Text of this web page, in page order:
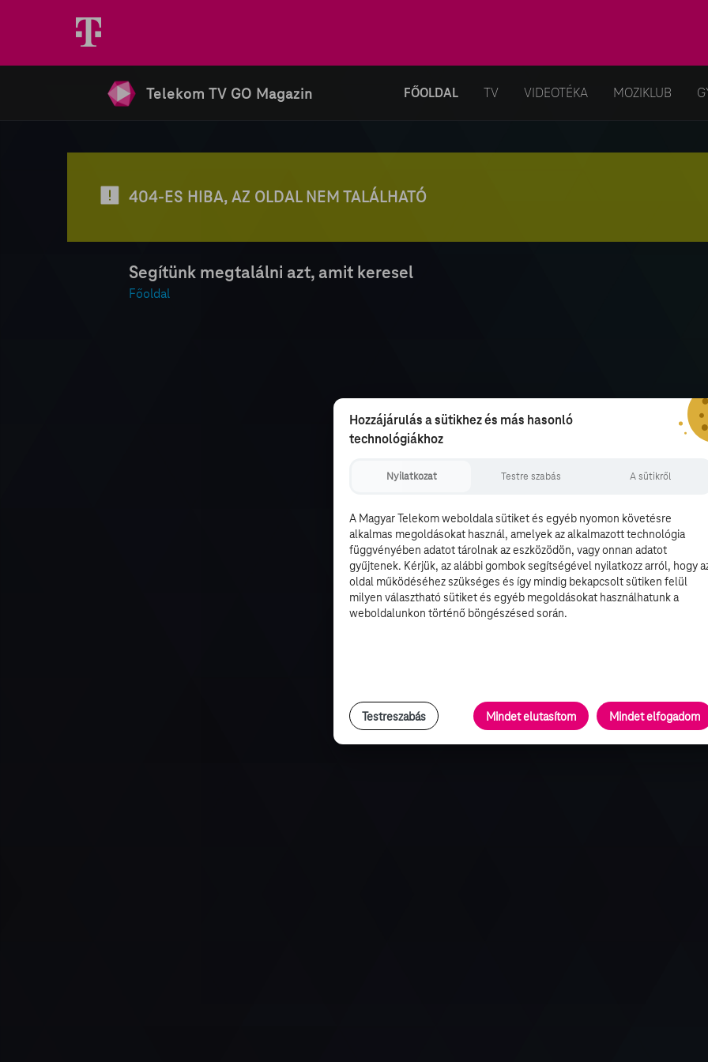
Telekom TV GO Magazin FŐOLDAL TV VIDEOTÉKA MOZIKLUB
404-ES HIBA, AZ OLDAL NEM TALÁLHATÓ
Segítünk megtalálni azt, amit keresel
Főoldal
Hozzájárulás a sütikhez és más hasonló
technológiákhoz
Nyilatkozat Testre szabás A sütikről
A Magyar Telekom weboldala sütiket és egyéb nyomon követésre
alkalmas megoldásokat használ, amelyek az alkalmazott technológia
függvényében adatot tárolnak az eszközödön, vagy onnan adatot
gyűjtenek. Kérjük, az alábbi gombok segítségével nyilatkozz arról, hogy
oldal működéséhez szükséges és így mindig bekapcsolt sütiken felül
milyen választható sütiket és egyéb megoldásokat használhatunk a
weboldalunkon történő böngészésed során.
Testreszabás Mindet elutasítom Mindet elfogadom